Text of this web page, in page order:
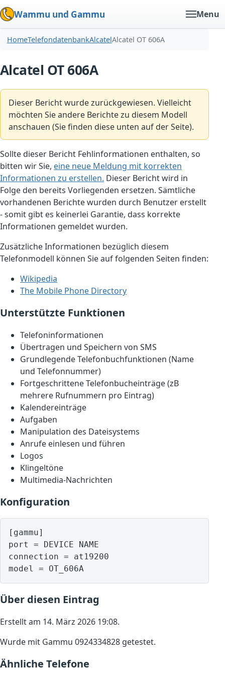
Wammu und Gammu Menu
HomeTelefondatenbankAlcatelAlcatel OT 606A
Alcatel OT 606A
Dieser Bericht wurde zurückgewiesen. Vielleicht
möchten Sie andere Berichte zu diesem Modell
anschauen (Sie finden diese unten auf der Seite).
Sollte dieser Bericht Fehlinformationen enthalten, so
bitten wir Sie, eine neue Meldung mit korrekten
Informationen zu erstellen. Dieser Bericht wird in
Folge den bereits Vorliegenden ersetzen. Sämtliche
vorhandenen Berichte wurden durch Benutzer erstellt
- somit gibt es keinerlei Garantie, dass korrekte
Informationen gemeldet wurden.
Zusätzliche Informationen bezüglich diesem
Telefonmodell können Sie auf folgenden Seiten finden:
Wikipedia
The Mobile Phone Directory
Unterstützte Funktionen
Telefoninformationen
Übertragen und Speichern von SMS
Grundlegende Telefonbuchfunktionen (Name
und Telefonnummer)
Fortgeschrittene Telefonbucheinträge (zB
mehrere Rufnummern pro Eintrag)
Kalendereinträge
Aufgaben
Manipulation des Dateisystems
Anrufe einlesen und führen
Logos
Klingeltöne
Multimedia-Nachrichten
Konfiguration
[gammu]
port = DEVICE NAME
connection = at19200
model = OT_606A
Über diesen Eintrag
Erstellt am 14. März 2026 19:08.
Wurde mit Gammu 0924334828 getestet.
Ähnliche Telefone